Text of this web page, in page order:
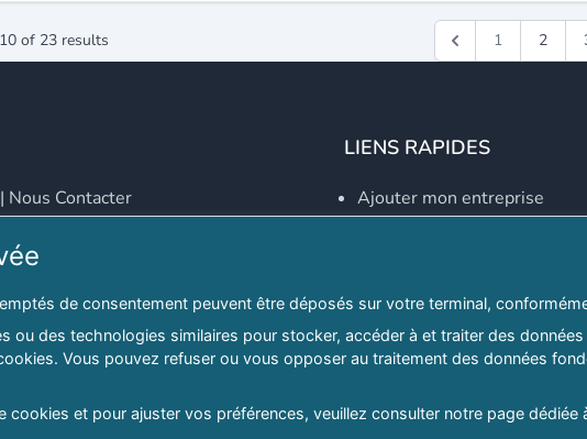
10 of 23 results 1 2
| Nous Contacter
LIENS RAPIDES
Ajouter mon entreprise
Explorer par secteurs
Explorer par willayas
Le Guide D'Alger, guide-
de consentement peuvent être déposés sur votre terminal,
ou des technologies similaires pour stocker, accéder à et traiter des
Vous pouvez refuser ou vous opposer au traitement des données
cookies et pour ajuster vos préférences, veuillez consulter notre page dédiée